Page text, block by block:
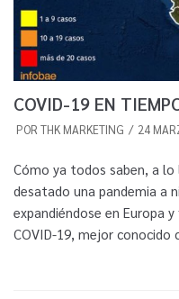
COVID-19 EN
POR THK MARKETING 24
Cómo ya todos saben, a
desatado una pandemia a
expandiéndose en Europa
COVID-19, mejor conocido